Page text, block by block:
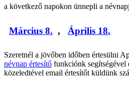
a következő napokon ünnepli a
Március 8. , Április 18.
Szeretnél a jövőben időben értesülni
névnap értesítő funkciónk segítségével
közeledtével email értesítőt küldünk